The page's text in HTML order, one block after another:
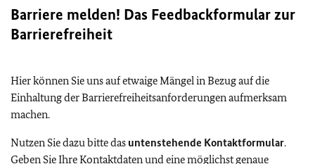
Barriere melden! Das Feedbackformular zur
Barrierefreiheit
Hier können Sie uns auf etwaige Mängel in Bezug auf die
Einhaltung der Barrierefreiheitsanforderungen aufmerksam
machen.
Nutzen Sie dazu bitte das untenstehende Kontaktformular.
Geben Sie Ihre Kontaktdaten und eine möglichst genaue